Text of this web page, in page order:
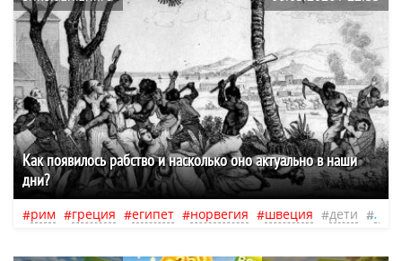
Как появилось рабство и насколько оно актуально в наши
дни?
рим греция египет норвегия швеция дети